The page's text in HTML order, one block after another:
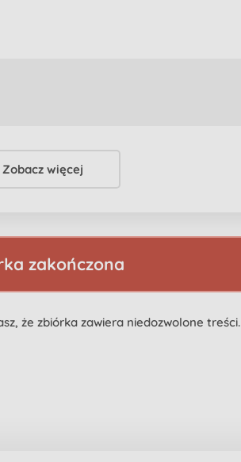
Zobacz więcej
zakończona
że zbiórka zawiera niedozwolone treści.